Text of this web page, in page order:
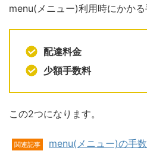
menu(メニュー)利用時にかかる
配達料金
少額手数料
この2つになります。
関連記事
menu(メニュー)の手